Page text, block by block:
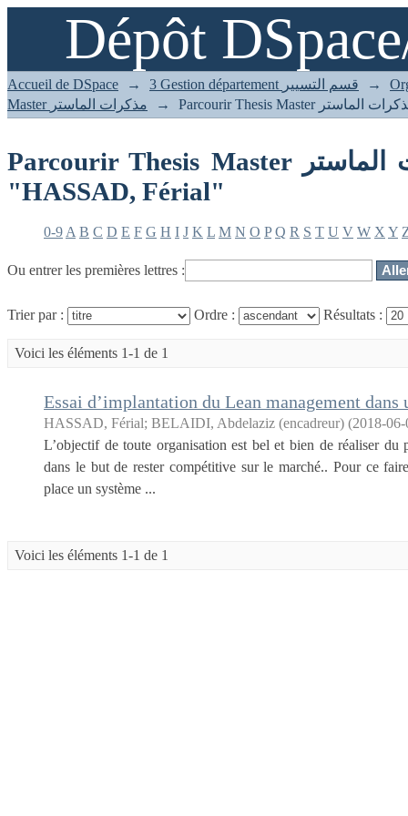
Dépôt
Accueil de DSpace → 3 Gestion département قسم التسيير
→
Master مذكرات الماستر
→
Parcourir Thesis Master مذكرات الماستر par auteur
"HASSAD, Férial"
0-9 A B C D E F G H I J K L M N O P Q R S T U V W X Y
Ou entrer les premières lettres :
Trier par : Ordre : Résultats :
Voici les éléments 1-1 de 1
Essai d’implantation du Lean management
HASSAD, Férial; BELAIDI, Abdelaziz (encadreur) (2018-06-
L’objectif de toute organisation est bel et bien de réaliser
dans le but de rester compétitive sur le marché.. Pour ce
place un système ...
Voici les éléments 1-1 de 1